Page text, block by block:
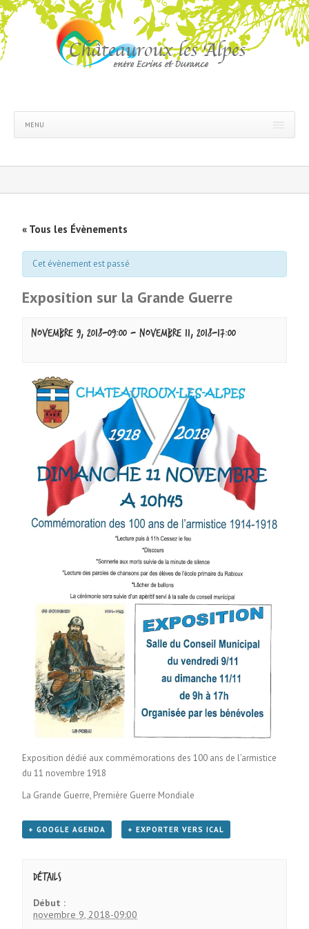
MENU
« Tous les Évènements
Cet évènement est passé
Exposition sur la Grande Guerre
novembre 9, 2018-09:00 - novembre 11, 2018-17:00
Exposition dédié aux commémorations des 100 ans de l’armistice
du 11 novembre 1918
La Grande Guerre, Première Guerre Mondiale
+ GOOGLE AGENDA + EXPORTER VERS ICAL
Détails
Début :
novembre 9, 2018-09:00